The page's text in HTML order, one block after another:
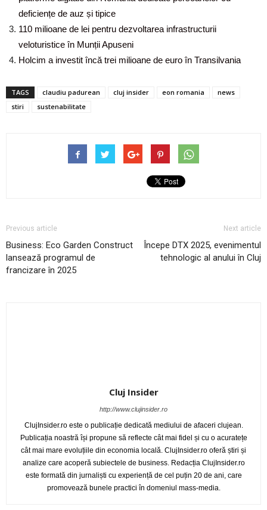
deficiențe de auz și tipice
110 milioane de lei pentru dezvoltarea infrastructurii
veloturistice în Munții Apuseni
Holcim a investit încă trei milioane de euro în Transilvania
TAGS claudiu padurean cluj insider eon romania
news
stiri
sustenabilitate
Previous article
Business: Eco Garden Construct
lansează programul de
francizare în 2025
Next article
Începe DTX 2025, evenimentul
tehnologic al anului în Cluj
Cluj Insider
http://www.clujinsider.ro
ClujInsider.ro este o publicație dedicată mediului de afaceri clujean.
Publicația noastră își propune să reflecte cât mai fidel și cu o acuratețe
cât mai mare evoluțiile din economia locală. ClujInsider.ro oferă știri și
analize care acoperă subiectele de business. Redacția ClujInsider.ro
este formată din jurnaliști cu experiență de cel puțin 20 de ani, care
promovează bunele practici în domeniul mass-media.